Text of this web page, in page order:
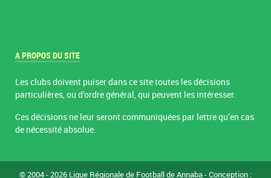
A PROPOS DU SITE
Les clubs doivent puiser dans ce site toutes les décisions
particulières, ou d’ordre général, qui peuvent les intéresser.
Ces décisions ne leur seront communiquées par lettre qu’en cas
de nécessité absolue.
© 2004 - 2026 Ligue Régionale de Football de Annaba - Conception :